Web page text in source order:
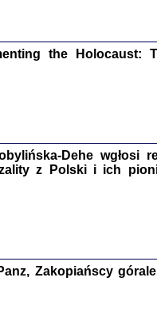
i Materiały
R. 2021
PRZYNIESIE NAM KOLEJNA
pisany w ukryciu w latach
Żydów.
the Holocaust:
Dehe wgłosi
z Polski i ich
Zakopiańscy